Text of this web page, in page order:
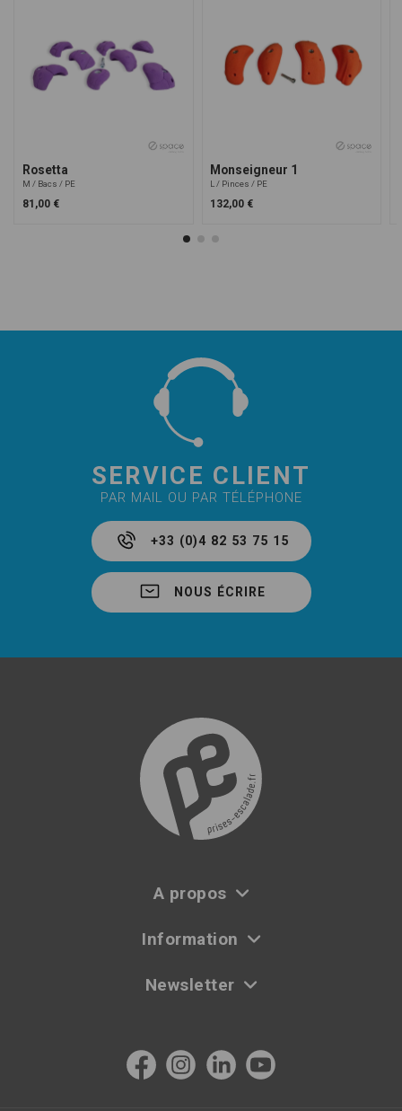
Rosetta
M Bacs PE
81,00 €
Monseigneur 1
L Pinces PE
132,00 €
SERVICE CLIENT
PAR MAIL OU PAR TÉLÉPHONE
+33 (0)4 82 53 75 15
NOUS ÉCRIRE
A propos
Information
Newsletter